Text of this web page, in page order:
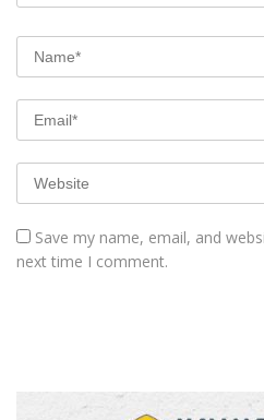
Save my name, email, and
next time I comment.